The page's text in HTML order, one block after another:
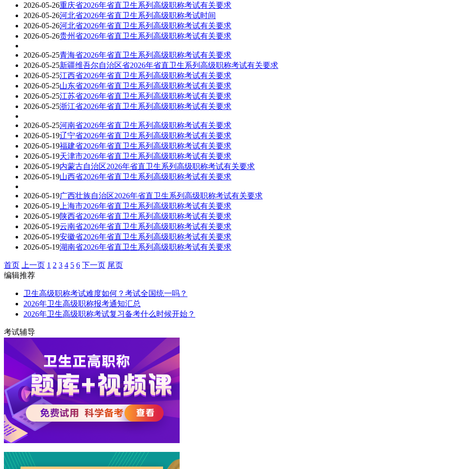
2026-05-26重庆省2026年省直卫生系列高级职称考试有关要求
2026-05-26河北省2026年省直卫生系列高级职称考试时间
2026-05-26河北省2026年省直卫生系列高级职称考试有关要求
2026-05-26贵州省2026年省直卫生系列高级职称考试有关要求
2026-05-25青海省2026年省直卫生系列高级职称考试有关要求
2026-05-25新疆维吾尔自治区省2026年省直卫生系列高级职称考试有关要求
2026-05-25江西省2026年省直卫生系列高级职称考试有关要求
2026-05-25山东省2026年省直卫生系列高级职称考试有关要求
2026-05-25江苏省2026年省直卫生系列高级职称考试有关要求
2026-05-25浙江省2026年省直卫生系列高级职称考试有关要求
2026-05-25河南省2026年省直卫生系列高级职称考试有关要求
2026-05-19辽宁省2026年省直卫生系列高级职称考试有关要求
2026-05-19福建省2026年省直卫生系列高级职称考试有关要求
2026-05-19天津市2026年省直卫生系列高级职称考试有关要求
2026-05-19内蒙古自治区2026年省直卫生系列高级职称考试有关要求
2026-05-19山西省2026年省直卫生系列高级职称考试有关要求
2026-05-19广西壮族自治区2026年省直卫生系列高级职称考试有关要求
2026-05-19 上海市2026年省直卫生系列高级职称考试有关要求
2026-05-19陕西省2026年省直卫生系列高级职称考试有关要求
2026-05-19云南省2026年省直卫生系列高级职称考试有关要求
2026-05-19安徽省2026年省直卫生系列高级职称考试有关要求
2026-05-19湖南省2026年省直卫生系列高级职称考试有关要求
首页 上一页 1 2 3 4 5 6 下一页 尾页
编辑推荐
卫生高级职称考试难度如何？考试全国统一吗？
2026年卫生高级职称报考通知汇总
2026年卫生高级职称考试复习备考什么时候开始？
考试辅导